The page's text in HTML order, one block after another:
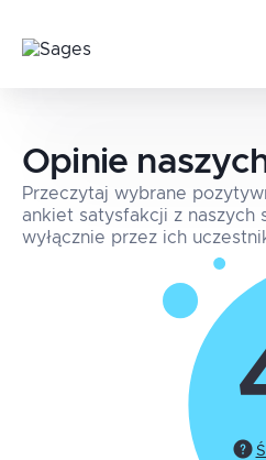
Opinie
Przeczytaj wybrane
ankiet satysfakcji z naszych
wyłącznie przez ich